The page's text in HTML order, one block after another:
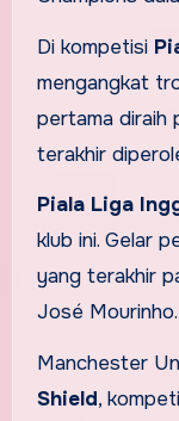
Di kompetisi
mengangkat
pertama diraih
terakhir
Piala Liga
klub ini. Gelar
yang terakhir
José Mourinho.
Manchester
Shield,